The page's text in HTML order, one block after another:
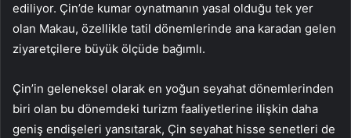
ediliyor. Çin’de kumar oynatmanın yasal olduğu tek yer
olan Makau, özellikle tatil dönemlerinde ana karadan gelen
ziyaretçilere büyük ölçüde bağımlı.
Çin’in geleneksel olarak en yoğun seyahat dönemlerinden
biri olan bu dönemdeki turizm faaliyetlerine ilişkin daha
geniş endişeleri yansıtarak, Çin seyahat hisse senetleri de